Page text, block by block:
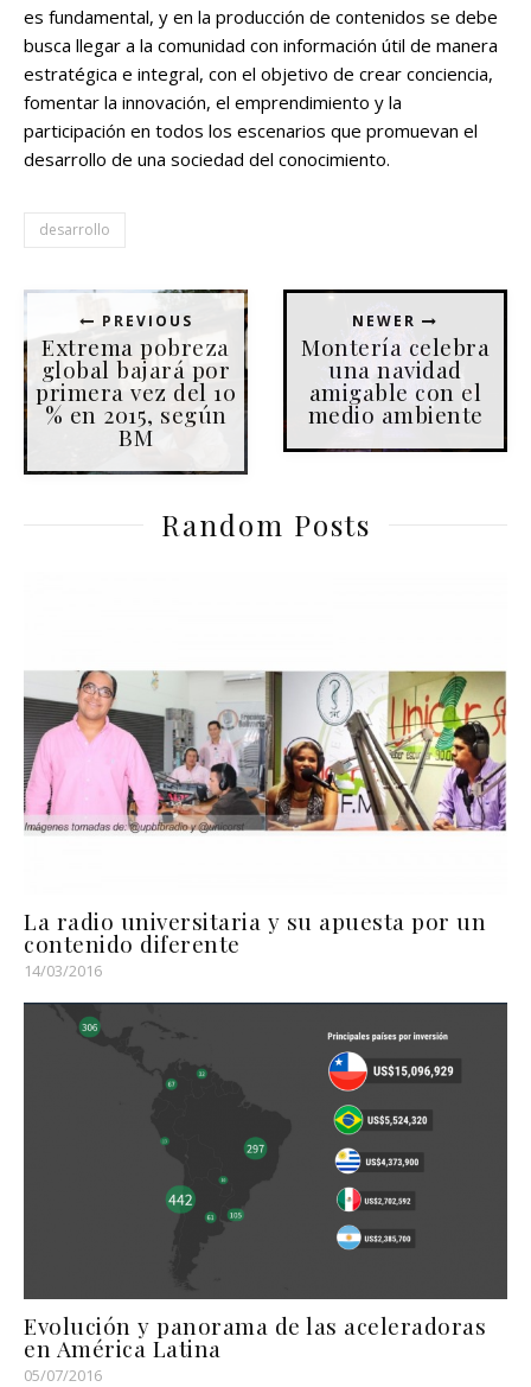
es fundamental, y en la producción de contenidos se debe
busca llegar a la comunidad con información útil de manera
estratégica e integral, con el objetivo de crear conciencia,
fomentar la innovación, el emprendimiento y la
participación en todos los escenarios que promuevan el
desarrollo de una sociedad del conocimiento.
desarrollo
PREVIOUS
Extrema pobreza
global bajará por
primera vez del 10
% en 2015, según
BM
NEWER
Montería celebra
una navidad
amigable con el
medio ambiente
Random Posts
La radio universitaria y su apuesta por un
contenido diferente
14/03/2016
Evolución y panorama de las aceleradoras
en América Latina
05/07/2016